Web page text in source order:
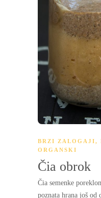
BRZI ZALOGAJI,
ORGANSKI
Čia obrok
Čia semenke
poznata hrana još od